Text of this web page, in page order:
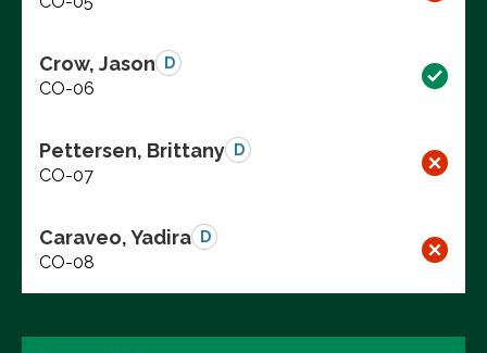
Crow, Jason D
CO-06
Pettersen, Brittany D
CO-07
Caraveo, Yadira D
CO-08